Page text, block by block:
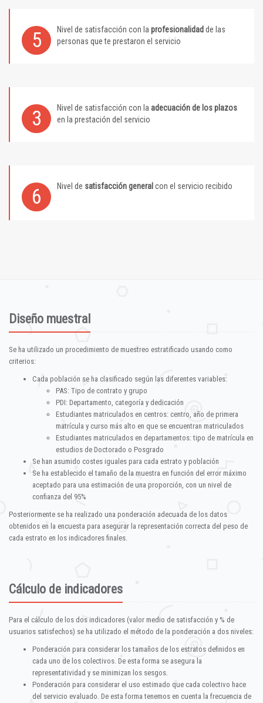
5 Nivel de satisfacción con la profesionalidad de las
personas que te prestaron el servicio
3 Nivel de satisfacción con la adecuación de los plazos
en la prestación del servicio
6 Nivel de satisfacción general con el servicio recibido
Diseño muestral
Se ha utilizado un procedimiento de muestreo estratificado usando como
criterios:
Cada población se ha clasificado según las diferentes variables:
PAS: Tipo de contrato y grupo
PDI: Departamento, categoría y dedicación
Estudiantes matriculados en centros: centro, año de primera
matrícula y curso más alto en que se encuentran matriculados
Estudiantes matriculados en departamentos: tipo de matrícula en
estudios de Doctorado o Posgrado
Se han asumido costes iguales para cada estrato y población
Se ha establecido el tamaño de la muestra en función del error máximo
aceptado para una estimación de una proporción, con un nivel de
confianza del 95%
Posteriormente se ha realizado una ponderación adecuada de los datos
obtenidos en la encuesta para asegurar la representación correcta del peso de
cada estrato en los indicadores finales.
Cálculo de indicadores
Para el cálculo de los dos indicadores (valor medio de satisfacción y % de
usuarios satisfechos) se ha utilizado el método de la ponderación a dos niveles:
Ponderación para considerar los tamaños de los estratos definidos en
cada uno de los colectivos. De esta forma se asegura la
representatividad y se minimizan los sesgos.
Ponderación para considerar el uso estimado que cada colectivo hace
del servicio evaluado. De esta forma tenemos en cuenta la frecuencia de